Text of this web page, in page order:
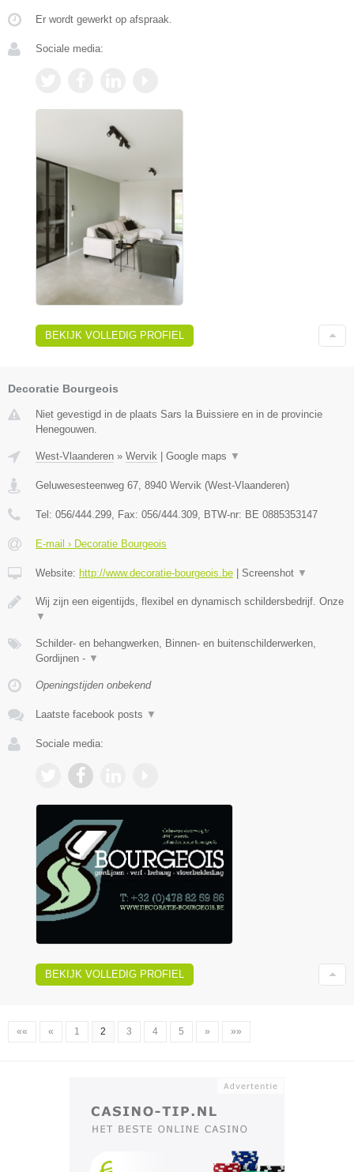
Er wordt gewerkt op afspraak.
Sociale media:
BEKIJK VOLLEDIG PROFIEL
Decoratie Bourgeois
Niet gevestigd in de plaats Sars la Buissiere en in de provincie
Henegouwen.
West-Vlaanderen » Wervik Google maps ▼
Geluwesesteenweg 67, 8940 Wervik (West-Vlaanderen)
Tel: 056/444.299, Fax: 056/444.309, BTW-nr: BE 0885353147
E-mail › Decoratie Bourgeois
Website: http://www.decoratie-bourgeois.be Screenshot ▼
Wij zijn een eigentijds, flexibel en dynamisch schildersbedrijf. Onze
▼
Schilder- en behangwerken, Binnen- en buitenschilderwerken,
Gordijnen - ▼
Openingstijden onbekend
Laatste facebook posts ▼
Sociale media:
BEKIJK VOLLEDIG PROFIEL
«« « 1 2 3 4 5 » »»